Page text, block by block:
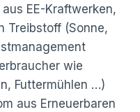
EE-Kraftwerken,
Treibstoff (Sonne,
wie
Futtermühlen …)
aus Erneuerbaren